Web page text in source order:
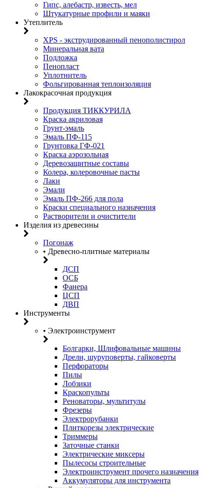
Гипс, алебастр, известь, мел
Штукатурные профили и маяки
Утеплитель
XPS - экструдированный пенополистирол
Минеральная вата
Подложка
Пенопласт
Уплотнитель
Фольгированная теплоизоляция
Лакокрасочная продукция
Продукция ТИККУРИЛА
Краска акриловая
Грунт-эмаль
Эмаль ПФ-115
Грунтовка ГФ-021
Краска аэрозольная
Деревозащитные составы
Колера, колеровочные пасты
Лаки
Эмали
Эмаль ПФ-266 для пола
Краски специального назначения
Растворители и очистители
Изделия из древесины
Погонаж
• Древесно-плитные материалы
ДСП
ОСБ
Фанера
ЦСП
ДВП
Инструменты
• Электроинструмент
Болгарки, Шлифовальные машины
Дрели, шуруповерты, гайковерты
Перфораторы
Пилы
Лобзики
Краскопульты
Реноваторы, мультитулы
Фрезеры
Электрорубанки
Плиткорезы электрические
Триммеры
Заточные станки
Электрические миксеры
Пылесосы строительные
Электроинструмент прочего назначения
Аккумуляторы для инструмента